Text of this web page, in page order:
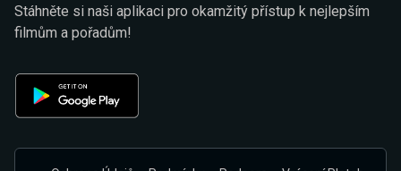
Stáhněte si naši aplikaci pro okamžitý přístup k nejlepším
filmům a pořadům!